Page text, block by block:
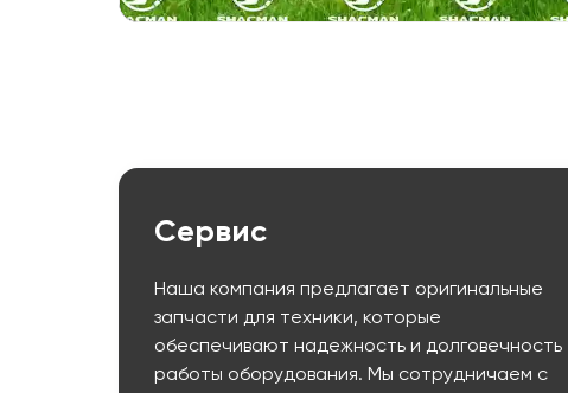
Сервис
Наша компания предлагает оригинальные
запчасти для техники, которые
обеспечивают надежность и долговечность
работы оборудования. Мы сотрудничаем с